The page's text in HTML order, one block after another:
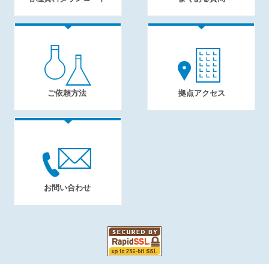
ご依頼方法 拠点アクセス
お問い合わせ